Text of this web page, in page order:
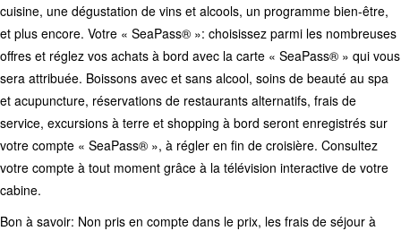
cuisine, une dégustation de vins et alcools, un programme bien-être,
et plus encore. Votre « SeaPass® »: choisissez parmi les nombreuses
offres et réglez vos achats à bord avec la carte « SeaPass® » qui vous
sera attribuée. Boissons avec et sans alcool, soins de beauté au spa
et acupuncture, réservations de restaurants alternatifs, frais de
service, excursions à terre et shopping à bord seront enregistrés sur
votre compte « SeaPass® », à régler en fin de croisière. Consultez
votre compte à tout moment grâce à la télévision interactive de votre
cabine.
Bon à savoir: Non pris en compte dans le prix, les frais de séjour à